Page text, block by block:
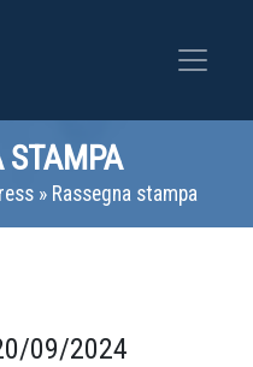
STAMPA
» Rassegna stampa
09/2024